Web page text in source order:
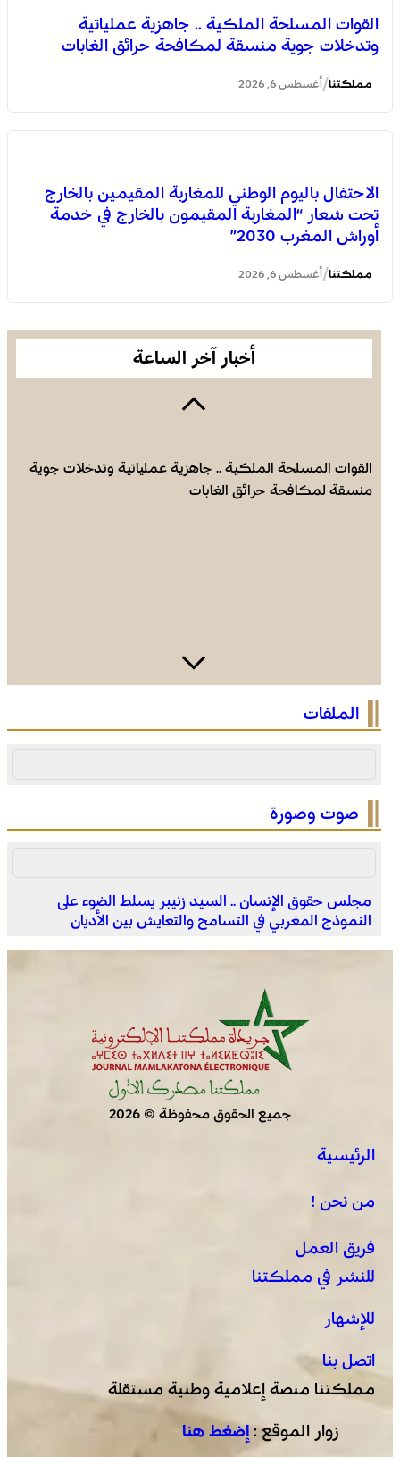
القوات المسلحة الملكية .. جاهزية عملياتية
وتدخلات جوية منسقة لمكافحة حرائق الغابات
مملكتنا/ أغسطس 6, 2026
الاحتفال باليوم الوطني للمغاربة المقيمين بالخارج
تحت شعار “المغاربة المقيمون بالخارج في خدمة
أوراش المغرب 2030”
مملكتنا/ أغسطس 6, 2026
أخبار آخر الساعة
“المغاربة المقيمون بالخارج في خدمة أوراش المغرب 2030”
العرائش .. تخليد الذكرى الـ 448 لمعركة وادي المخازن
القوات المسلحة الملكية .. جاهزية عملياتية وتدخلات جوية
منسقة لمكافحة حرائق الغابات
الاحتفال باليوم الوطني للمغاربة المقيمين بالخارج تحت شعار
“المغاربة المقيمون بالخارج في خدمة أوراش المغرب 2030”
الاحتفال باليوم الوطني للمغاربة المقيمين بالخارج تحت شعار
العرائش .. تخليد الذكرى الـ 448 لمعركة وادي المخازن
الملفات
صوت وصورة
مجلس حقوق الإنسان .. السيد زنيبر يسلط الضوء على
النموذج المغربي في التسامح والتعايش بين الأديان
جميع الحقوق محفوظة © 2026
الرئيسية
من نحن !
فريق العمل
للنشر في مملكتنا
للإشهار
اتصل بنا
مملكتنا منصة إعلامية وطنية مستقلة
زوار الموقع : إضغط هنا